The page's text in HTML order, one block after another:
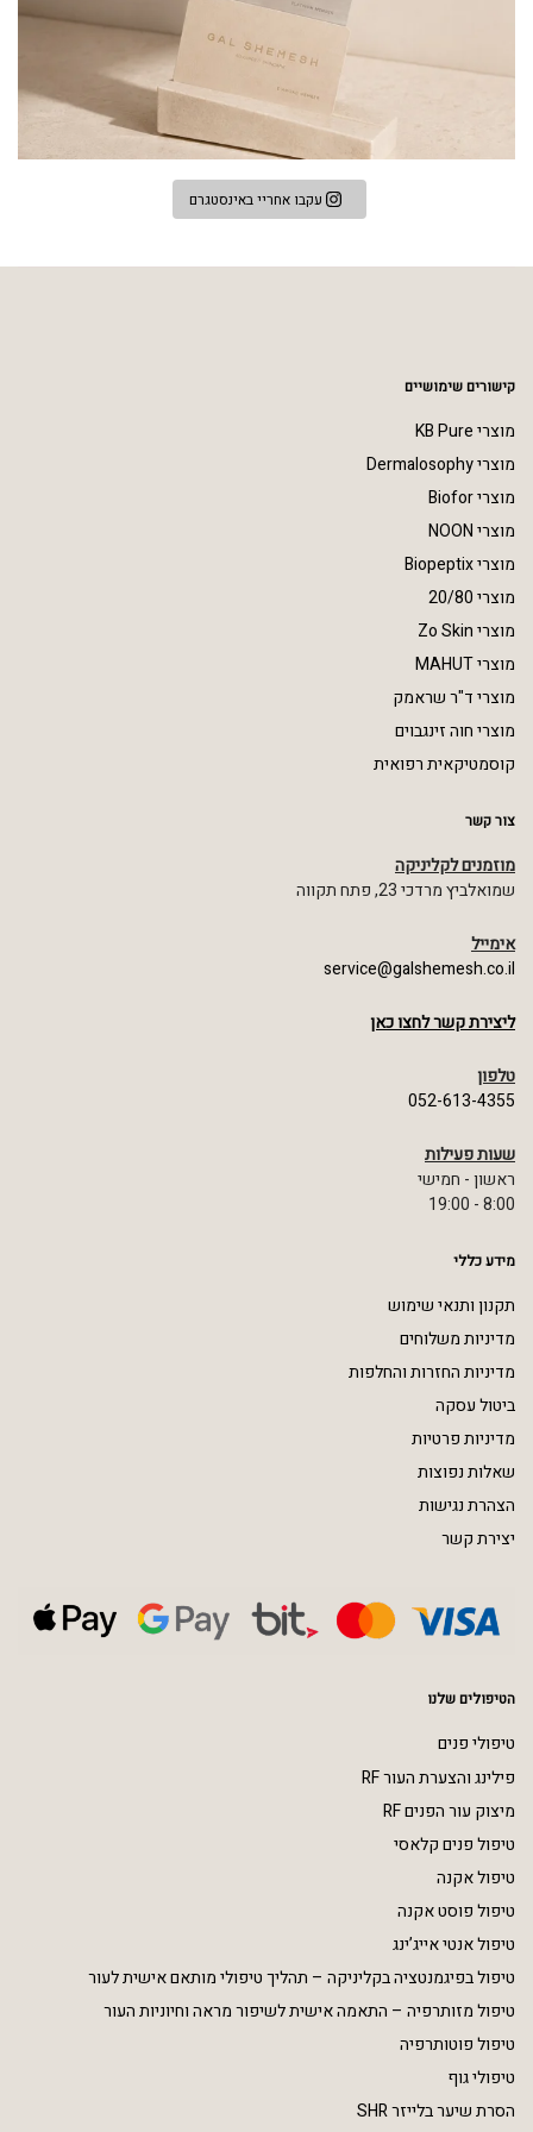
עקבו אחריי באינסטגרם
קישורים שימושיים
מוצרי KB Pure
מוצרי Dermalosophy
מוצרי Biofor
מוצרי NOON
מוצרי Biopeptix
מוצרי 20/80
מוצרי Zo Skin
מוצרי MAHUT
מוצרי ד"ר שראמק
מוצרי חוה זינגבוים
קוסמטיקאית רפואית
צור קשר
מוזמנים לקליניקה
שמואלביץ מרדכי 23, פתח תקווה
אימייל
service@galshemesh.co.il
ליצירת קשר לחצו כאן
טלפון
052-613-4355
שעות פעילות
ראשון - חמישי
8:00 - 19:00
מידע כללי
תקנון ותנאי שימוש
מדיניות משלוחים
מדיניות החזרות והחלפות
ביטול עסקה
מדיניות פרטיות
שאלות נפוצות
הצהרת נגישות
יצירת קשר
הטיפולים שלנו
טיפולי פנים
פילינג והצערת העור RF
מיצוק עור הפנים RF
טיפול פנים קלאסי
טיפול אקנה
טיפול פוסט אקנה
טיפול אנטי אייג’ינג
טיפול בפיגמנטציה בקליניקה – תהליך טיפולי מותאם אישית לעור
טיפול מזותרפיה – התאמה אישית לשיפור מראה וחיוניות העור
טיפול פוטותרפיה
טיפולי גוף
הסרת שיער בלייזר SHR